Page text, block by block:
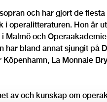
och har gjort de
i operalitteraturen. Hon är
Malmö och
har bland annat sjungit på
Köpenhamn, La Monnaie
av och kunskap om